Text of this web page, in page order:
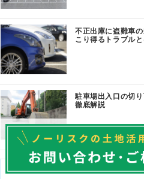
不正出庫に盗難車
こり得るトラブルと
駐車場出入口の切
徹底解説
記事カテ